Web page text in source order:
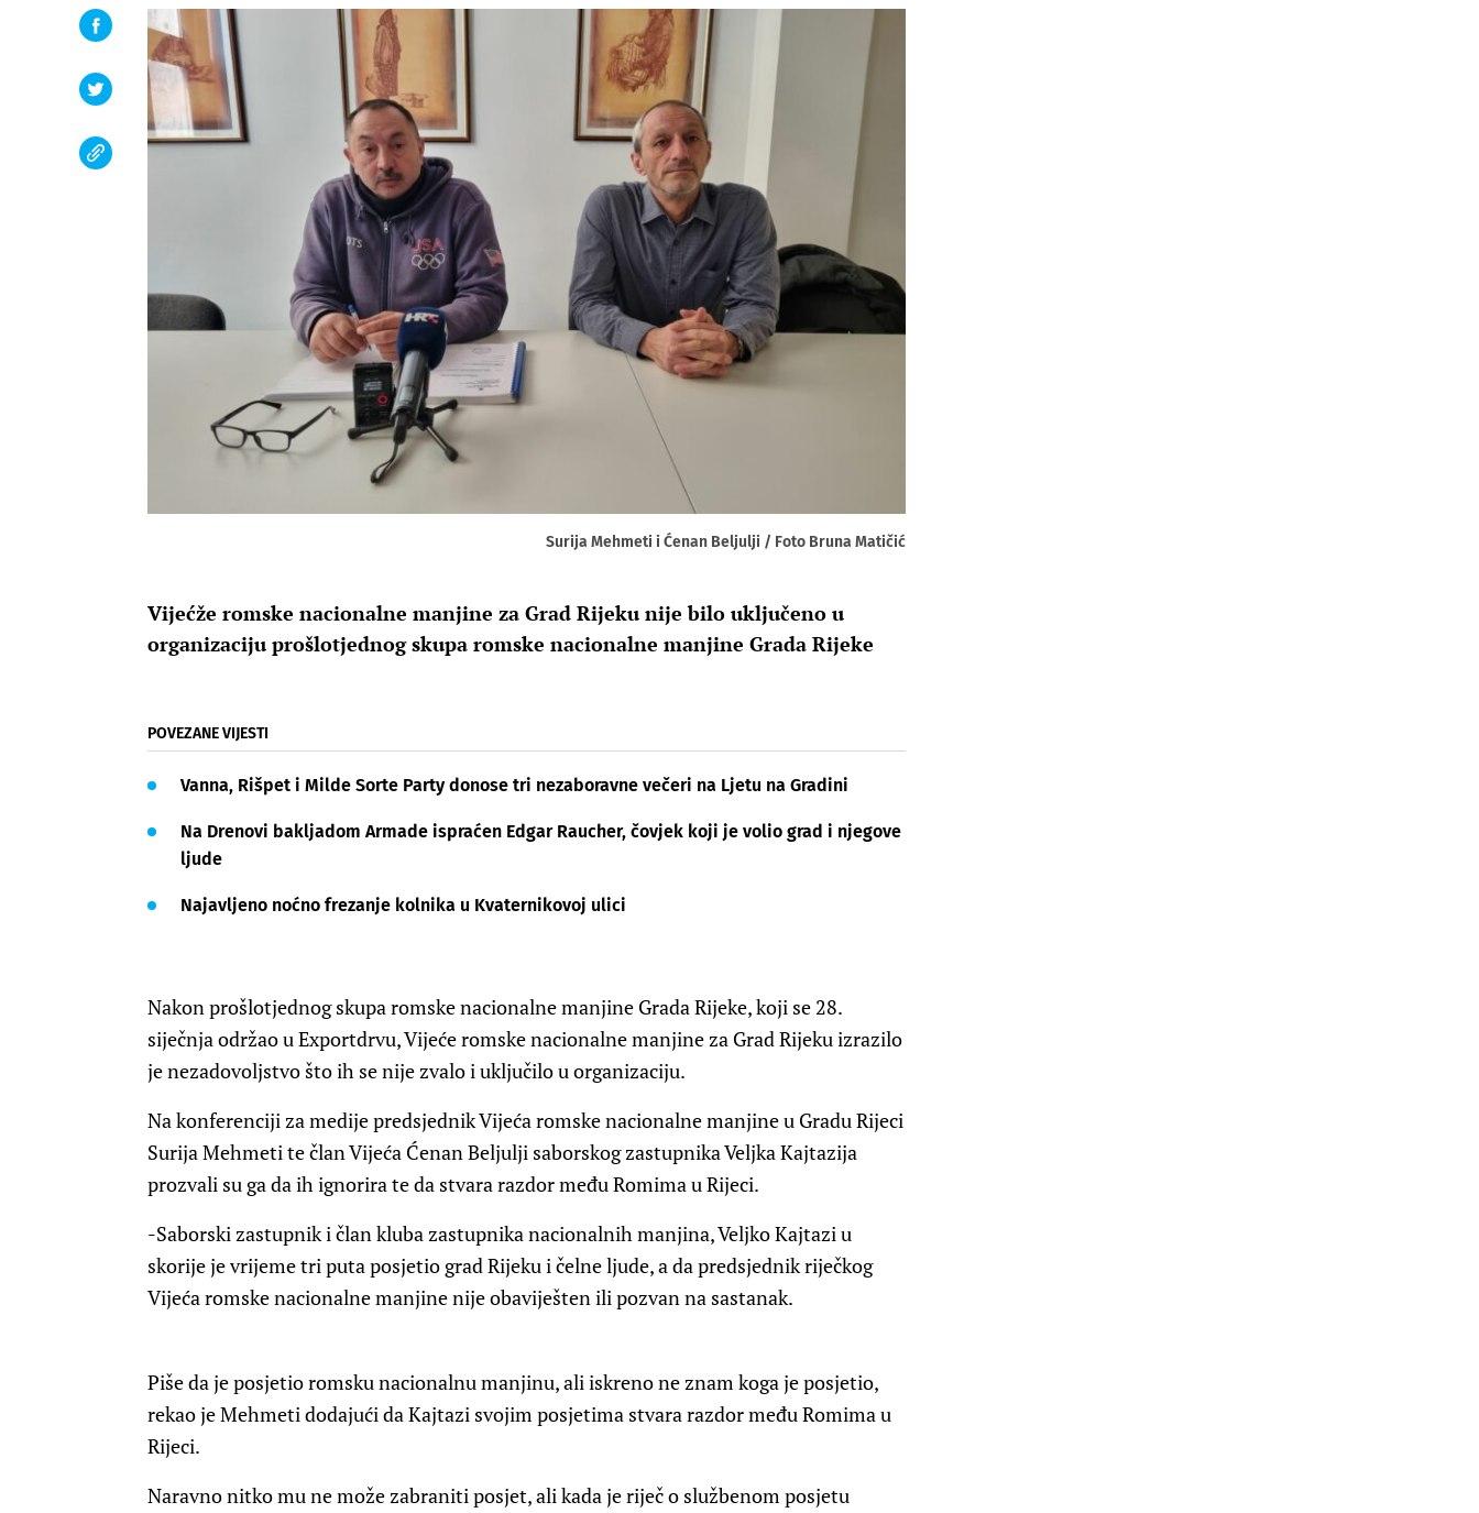
Surija Mehmeti i Ćenan Beljulji / Foto Bruna Matičić
Vijećže romske nacionalne manjine za Grad Rijeku nije bilo uključeno u
organizaciju prošlotjednog skupa romske nacionalne manjine Grada Rijeke
POVEZANE VIJESTI
Vanna, Rišpet i Milde Sorte Party donose tri nezaboravne večeri na Ljetu na Gradini
Na Drenovi bakljadom Armade ispraćen Edgar Raucher, čovjek koji je volio grad i njegove
ljude
Najavljeno noćno frezanje kolnika u Kvaternikovoj ulici
Nakon prošlotjednog skupa romske nacionalne manjine Grada Rijeke, koji se 28.
siječnja održao u Exportdrvu, Vijeće romske nacionalne manjine za Grad Rijeku izrazilo
je nezadovoljstvo što ih se nije zvalo i uključilo u organizaciju.
Na konferenciji za medije predsjednik Vijeća romske nacionalne manjine u Gradu Rijeci
Surija Mehmeti te član Vijeća Ćenan Beljulji saborskog zastupnika Veljka Kajtazija
prozvali su ga da ih ignorira te da stvara razdor među Romima u Rijeci.
-Saborski zastupnik i član kluba zastupnika nacionalnih manjina, Veljko Kajtazi u
skorije je vrijeme tri puta posjetio grad Rijeku i čelne ljude, a da predsjednik riječkog
Vijeća romske nacionalne manjine nije obaviješten ili pozvan na sastanak.
Piše da je posjetio romsku nacionalnu manjinu, ali iskreno ne znam koga je posjetio,
rekao je Mehmeti dodajući da Kajtazi svojim posjetima stvara razdor među Romima u
Rijeci.
Naravno nitko mu ne može zabraniti posjet, ali kada je riječ o službenom posjetu